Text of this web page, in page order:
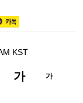
KST
가 가